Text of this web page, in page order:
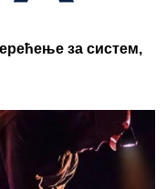
за систем,